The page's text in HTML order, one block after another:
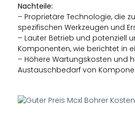
Nachteile:
– Proprietäre Technologie, die
spezifischen Werkzeugen und
– Lauter Betrieb und potenziell
Komponenten, wie berichtet in
– Höhere Wartungskosten und
Austauschbedarf von